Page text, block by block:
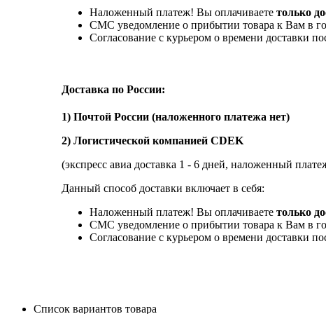
Наложенный платеж! Вы оплачиваете только
СМС уведомление о прибытии товара к Вам в
Согласование с курьером о времени доставки
Доставка по России:
1) Почтой России (наложенного платежа нет)
2) Логистической компанией CDEK
(экспресс авиа доставка 1 - 6 дней, наложенный
Данный способ доставки включает в себя:
Наложенный платеж! Вы оплачиваете только
СМС уведомление о прибытии товара к Вам в
Согласование с курьером о времени доставки
Список вариантов товара